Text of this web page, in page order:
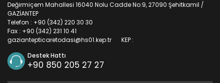
Değirmiçem Mahallesi 16040 Nolu Cadde No:9, 27090 Şehitkamil /
GAZİANTEP
Telefon : +90 (342) 220 30 30
Fax : +90 (342) 231 10 41
KEP :
gaziantepticaretodasi@hs01.kep.tr
Destek Hattı
+90 850 205 27 27